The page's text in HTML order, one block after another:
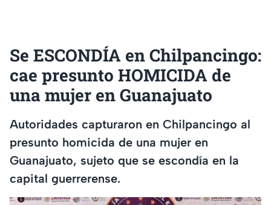
Se ESCONDÍA en Chilpancingo:
cae presunto HOMICIDA de
una mujer en Guanajuato
Autoridades capturaron en Chilpancingo al
presunto homicida de una mujer en
Guanajuato, sujeto que se escondía en la
capital guerrerense.